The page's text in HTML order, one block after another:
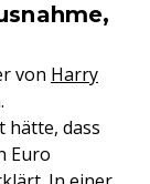
von Harry
hätte, dass
Euro